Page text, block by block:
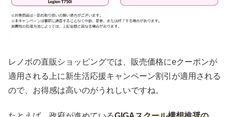
レノボの直販ショッピングでは、販売価格にeクーポンが
適用される上に新生活応援キャンペーン割引が適用される
ので、お得感は高いのがうれしいですね。